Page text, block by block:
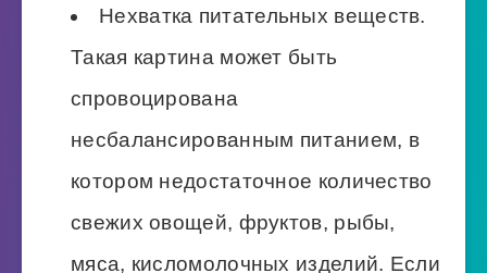
Нехватка питательных веществ.
Такая картина может быть
спровоцирована
несбалансированным питанием, в
котором недостаточное количество
свежих овощей, фруктов, рыбы,
мяса, кисломолочных изделий. Если